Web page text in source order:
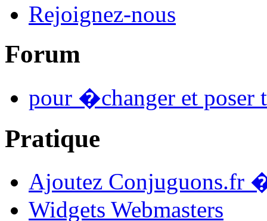
Rejoignez-nous
Forum
pour �changer et poser
Pratique
Ajoutez Conjuguons.fr
Widgets Webmasters